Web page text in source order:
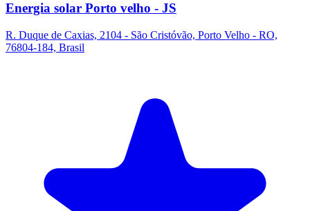
Energia solar Porto velho - JS
R. Duque de Caxias, 2104 - São Cristóvão, Porto Velho - RO,
76804-184, Brasil